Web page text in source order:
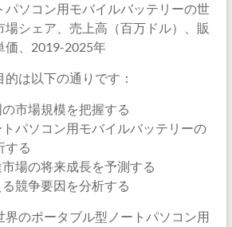
パソコン用モバイルバッテリーの世
シェア、売上高（百万ドル）、販
価、2019-2025年
は以下の通りです：
市場規模を把握する
パソコン用モバイルバッテリーの
する
場の将来成長を予測する
競争要因を分析する
界のポータブル型ノートパソコン用